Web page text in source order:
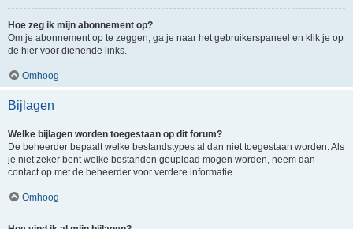
Hoe zeg ik mijn abonnement op?
Om je abonnement op te zeggen, ga je naar het gebruikerspaneel en klik je op
de hier voor dienende links.
Omhoog
Bijlagen
Welke bijlagen worden toegestaan op dit forum?
De beheerder bepaalt welke bestandstypes al dan niet toegestaan worden. Als
je niet zeker bent welke bestanden geüpload mogen worden, neem dan
contact op met de beheerder voor verdere informatie.
Omhoog